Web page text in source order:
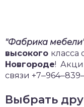
"Фабрика
высокого класса
Новгороде!
связи
Выбрать